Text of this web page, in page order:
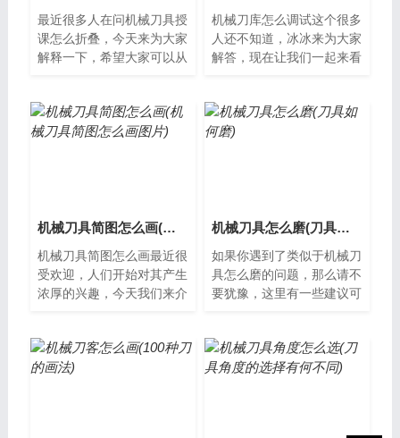
最近很多人在问机械刀具授
课怎么折叠，今天来为大家
解释一下，希望大家可以从
是现代工业...
机械刀库怎么调试这个很多
人还不知道，冰冰来为大家
解答，现在让我们一起来看
换刀具的设...
机械刀具简图怎么画(机械刀具简图怎么画图片)
机械刀具简图怎么画最近很
受欢迎，人们开始对其产生
浓厚的兴趣，今天我们来介
发展，机械...
机械刀具怎么磨(刀具如何磨)
如果你遇到了类似于机械刀
具怎么磨的问题，那么请不
要犹豫，这里有一些建议可
磨削是指通...